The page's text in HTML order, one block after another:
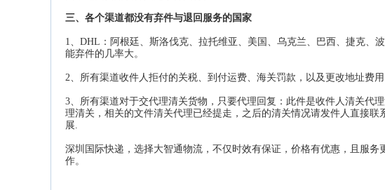
三、各个渠道都没有弃件与退回服务的国家
1、DHL：阿根廷、斯洛伐克、拉托维亚、美国、乌克兰、巴西、捷克、
能弃件的几率大。
2、所有渠道收件人拒付的关税、到付运费、海关罚款，以及更改地址费
3、所有渠道对于交代理清关货物，只要代理回复：此件是收件人清关代
理清关，相关的文件清关代理已经提走，之后的清关情况请发件人直接
展.
深圳国际快递 ，选择大智通物流，不仅时效有保证，价格有优惠，且服
作。